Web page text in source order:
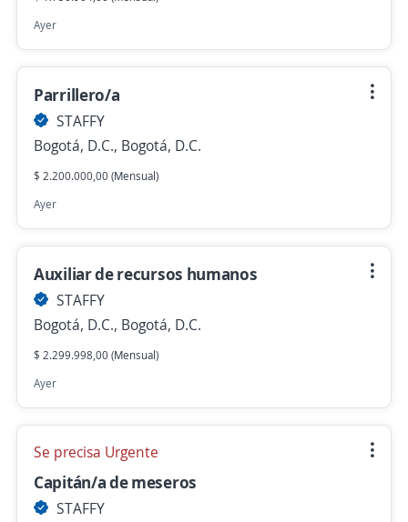
Ayer
Parrillero/a
STAFFY
Bogotá, D.C., Bogotá, D.C.
$ 2.200.000,00 (Mensual)
Ayer
Auxiliar de recursos humanos
STAFFY
Bogotá, D.C., Bogotá, D.C.
$ 2.299.998,00 (Mensual)
Ayer
Se precisa Urgente
Capitán/a de meseros
STAFFY